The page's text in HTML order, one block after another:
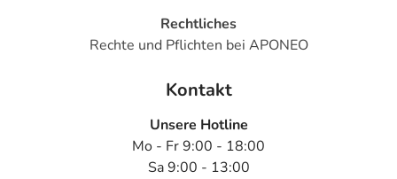
Rechtliches
Rechte und Pflichten bei APONEO
Kontakt
Unsere Hotline
Mo - Fr 9:00 - 18:00
Sa 9:00 - 13:00